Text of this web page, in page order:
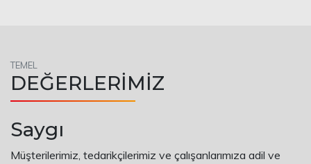
TEMEL
DEĞERLERİMİZ
Saygı
Müşterilerimiz, tedarikçilerimiz ve çalışanlarımıza adil ve